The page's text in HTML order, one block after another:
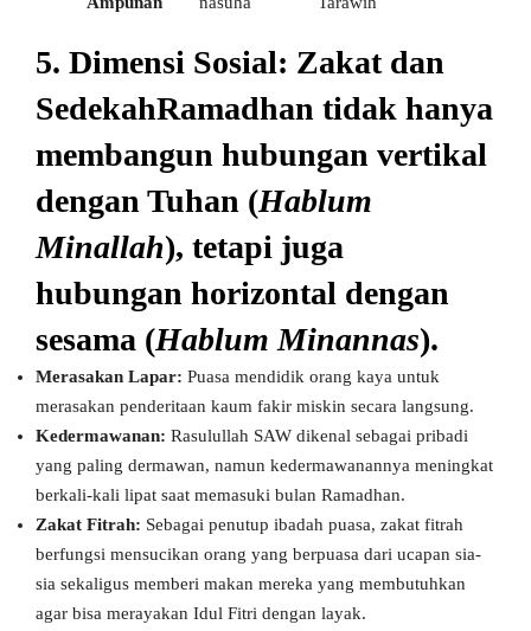
5. Dimensi Sosial: Zakat dan
SedekahRamadhan tidak hanya
membangun hubungan vertikal
dengan Tuhan (Hablum
Minallah), tetapi juga
hubungan horizontal dengan
sesama (Hablum Minannas).
Merasakan Lapar: Puasa mendidik orang kaya untuk
merasakan penderitaan kaum fakir miskin secara langsung.
Kedermawanan: Rasulullah SAW dikenal sebagai pribadi
yang paling dermawan, namun kedermawanannya meningkat
berkali-kali lipat saat memasuki bulan Ramadhan.
Zakat Fitrah: Sebagai penutup ibadah puasa, zakat fitrah
berfungsi mensucikan orang yang berpuasa dari ucapan sia-
sia sekaligus memberi makan mereka yang membutuhkan
agar bisa merayakan Idul Fitri dengan layak.